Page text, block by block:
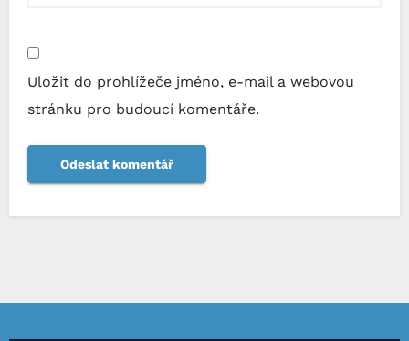
Uložit do prohlížeče jméno, e-mail a webovou
stránku pro budoucí komentáře.